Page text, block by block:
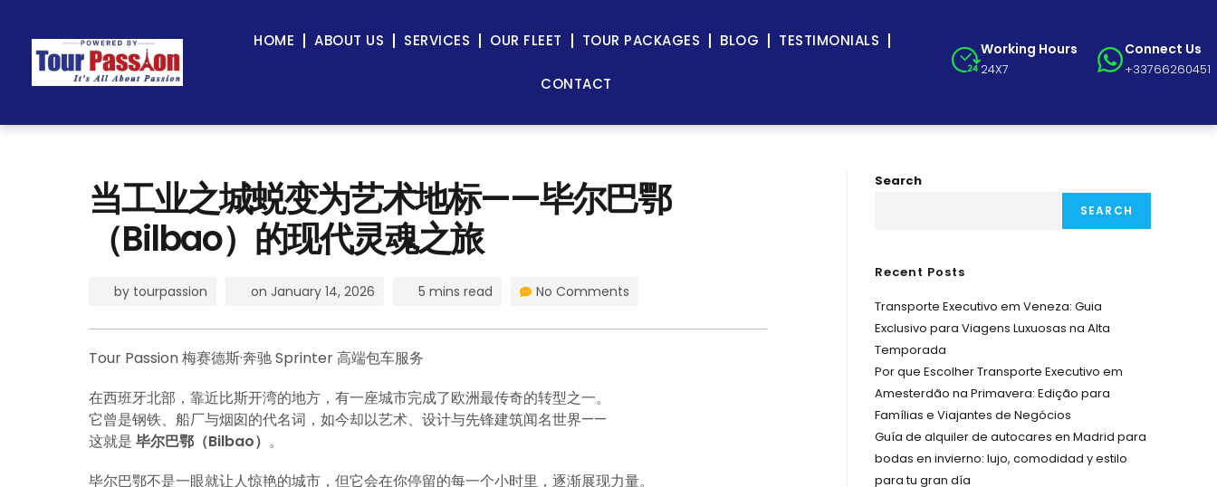
HOME ABOUT US SERVICES OUR FLEET TOUR PACKAGES BLOG TESTIMONIALS
CONTACT
Working Hours
24X7
Connect Us
+33766260451
当工业之城蜕变为艺术地标——毕尔巴鄂
（Bilbao）的现代灵魂之旅
by tourpassion on January 14, 2026 5 mins read No Comments
Tour Passion 梅赛德斯·奔驰 Sprinter 高端包车服务
在西班牙北部，靠近比斯开湾的地方，有一座城市完成了欧洲最传奇的转型之一。
它曾是钢铁、船厂与烟囱的代名词，如今却以艺术、设计与先锋建筑闻名世界——
这就是 毕尔巴鄂（Bilbao） 。
毕尔巴鄂不是一眼就让人惊艳的城市，但它会在你停留的每一个小时里，逐渐展现力量。
Search
SEARCH
Recent Posts
Transporte Executivo em Veneza: Guia
Exclusivo para Viagens Luxuosas na Alta
Temporada
Por que Escolher Transporte Executivo em
Amesterdão na Primavera: Edição para
Famílias e Viajantes de Negócios
Guía de alquiler de autocares en Madrid para
bodas en invierno: lujo, comodidad y estilo
para tu gran día